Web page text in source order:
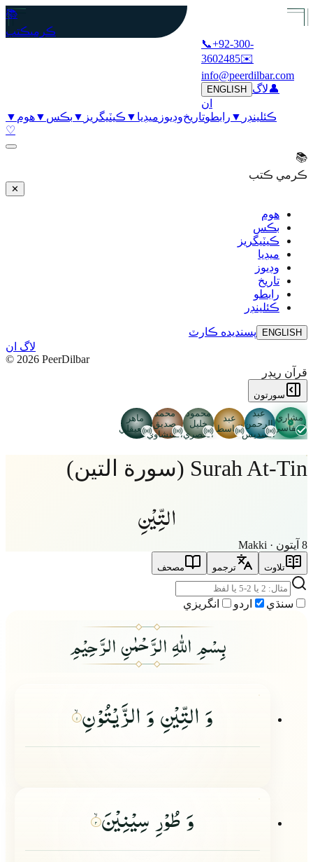
📚
ڪرميڪتب
📞+92-300-
3602485✉️
info@peerdilbar.com
ENGLISH 👤لاگ
ان
هوم ▼ بڪس ▼ ڪيٽيگريز ▼ ميڊيا ▼ وڊيوزتاريخرابطو ڪئلينڊر ▼
♡
📚
ڪرمي ڪتب
✕
هوم
بڪس
ڪيٽيگريز
ميڊيا
وڊيوز
تاريخ
رابطو
ڪئلينڊر
ENGLISH پسنديده ڪارٽ
لاگ ان
© 2026 PeerDilbar
قرآن ريڊر
سورتون
مشاري
العفاسي
عبد
الرحمن
السديس
عبد
الباسط
محمود
خليل
الحصري
محمد
صديق
المنشاوي
ماهر
المعيقلي
Surah At-Tin (سورة التين)
التِّيْنِ
8 آيتون · Makki
تلاوت ترجمو مصحف
سنڌي اردو انگريزي
بِسْمِ اللهِ الرَّحْمٰنِ الرَّحِيْمِ
وَ التِّیْنِ وَ الزَّیْتُوْنِ ۱
وَ طُوْرِ سِیْنِیْنَ ۲